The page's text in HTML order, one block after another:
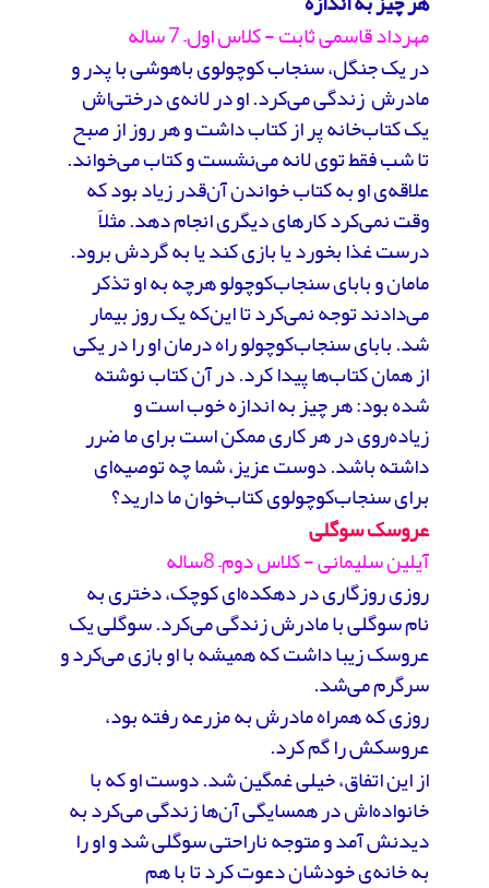
مهرداد قاسمی ثابت - کلاس اول– 7 ساله
در یک جنگل، سنجاب کوچولوی باهوشی با پدر و
مادرش زندگی می‌کرد. او در لانه‌ی درختی‌اش
یک کتاب‌خانه پر از کتاب داشت و هر روز از صبح
تا شب فقط توی لانه می‌نشست و کتاب می‌خواند.
علاقه‌ی او به کتاب خواندن آن‌قدر زیاد بود که
وقت نمی‌کرد کارهای دیگری انجام دهد. مثلاً
درست غذا بخورد یا بازی کند یا به گردش برود.
مامان و بابای سنجاب‌کوچولو هرچه به او تذکر
می‌دادند توجه نمی‌کرد تا این‌که یک روز بیمار
شد. بابای سنجاب‌کوچولو راه درمان او را در یکی
از همان کتاب‌ها پیدا کرد. در آن کتاب نوشته
شده بود: هر چیز به اندازه خوب است و
زیاده‌روی در هر کاری ممکن است برای ما ضرر
داشته باشد. دوست عزیز، شما چه توصیه‌ای
برای سنجاب‌کوچولوی کتاب‌خوان ما دارید؟
عروسک سوگلی
آیلین سلیمانی - کلاس دوم– 8ساله
روزی روزگاری در دهکده‌ای کوچک، دختری به
نام سوگلی با مادرش زندگی می‌کرد. سوگلی یک
عروسک زیبا داشت که همیشه با او بازی می‌کرد و
سرگرم می‌شد.
روزی که همراه مادرش به مزرعه رفته بود،
عروسکش را گم کرد.
از این اتفاق، خیلی غمگین شد. دوست او که با
خانواده‌اش در همسایگی آن‌ها زندگی می‌کرد به
دیدنش آمد و متوجه ناراحتی سوگلی شد و او را
به خانه‌ی خودشان دعوت کرد تا با هم